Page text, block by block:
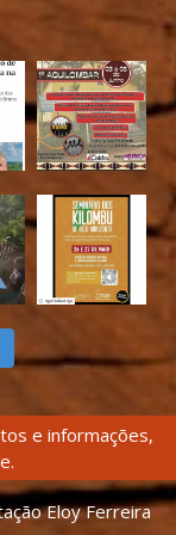
e informações,
Eloy Ferreira